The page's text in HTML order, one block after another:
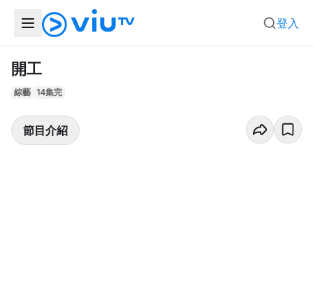
登入
開工
綜藝 14集完
節目介紹